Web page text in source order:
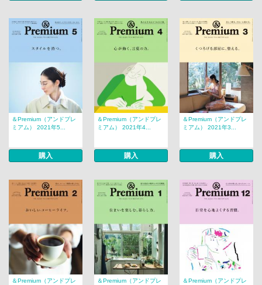
＆Premium（アンドプレ
ミアム） 2021年5...
購入
＆Premium（アンドプレ
ミアム） 2021年4...
購入
＆Premium（アンドプレ
ミアム） 2021年3...
購入
＆Premium（アンドプレ
＆Premium（アンドプレ
＆Premium（アンドプレ